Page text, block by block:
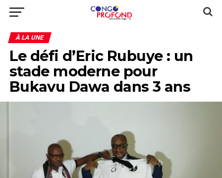
À LA UNE
Le défi d’Eric Rubuye : un
stade moderne pour
Bukavu Dawa dans 3 ans